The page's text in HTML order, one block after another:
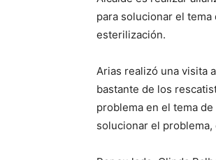
para solucionar el
esterilización.
Arias realizó una visita
bastante de los
problema en el tema
solucionar el